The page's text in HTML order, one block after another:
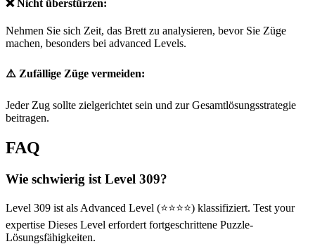
❌ Nicht überstürzen:
Nehmen Sie sich Zeit, das Brett zu analysieren, bevor Sie Züge
machen, besonders bei advanced Levels.
⚠️ Zufällige Züge vermeiden:
Jeder Zug sollte zielgerichtet sein und zur Gesamtlösungsstrategie
beitragen.
FAQ
Wie schwierig ist Level 309?
Level 309 ist als Advanced Level (⭐⭐⭐⭐) klassifiziert. Test your
expertise Dieses Level erfordert fortgeschrittene Puzzle-
Lösungsfähigkeiten.